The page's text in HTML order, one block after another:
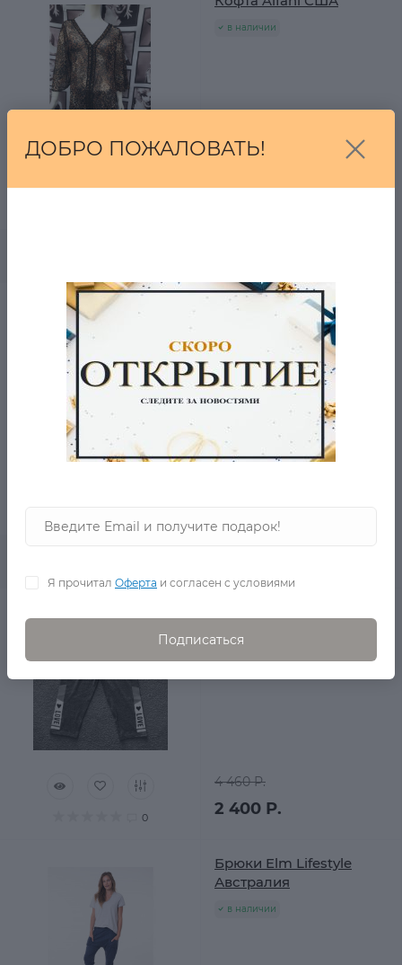
в наличии
Джинсы B-young
в наличии
0
4 460 Р.
2 400 Р.
Брюки Elm Lifestyle
Австралия
в наличии
ДОБРО ПОЖАЛОВАТЬ!
Я прочитал Оферта и согласен с условиями
Подписаться